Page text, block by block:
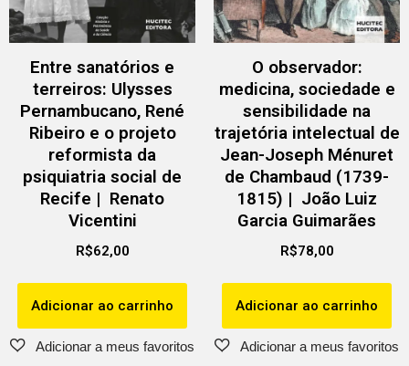
Entre sanatórios e
terreiros: Ulysses
Pernambucano, René
Ribeiro e o projeto
reformista da
psiquiatria social de
Recife | Renato
Vicentini
R$62,00
Adicionar ao carrinho
O observador:
medicina, sociedade e
sensibilidade na
trajetória intelectual de
Jean-Joseph Ménuret
de Chambaud (1739-
1815) | João Luiz
Garcia Guimarães
R$78,00
Adicionar ao carrinho